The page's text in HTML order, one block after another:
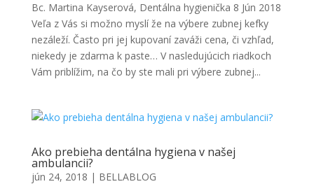
Bc. Martina Kayserová, Dentálna hygienička 8 Jún 2018
Veľa z Vás si možno myslí že na výbere zubnej kefky
nezáleží. Často pri jej kupovaní zaváži cena, či vzhľad,
niekedy je zdarma k paste… V nasledujúcich riadkoch
Vám priblížim, na čo by ste mali pri výbere zubnej...
Ako prebieha dentálna hygiena v našej
ambulancii?
jún 24, 2018 | BELLABLOG